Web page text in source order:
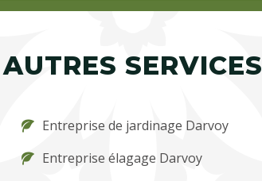
AUTRES SERVICES
Entreprise de jardinage Darvoy
Entreprise élagage Darvoy